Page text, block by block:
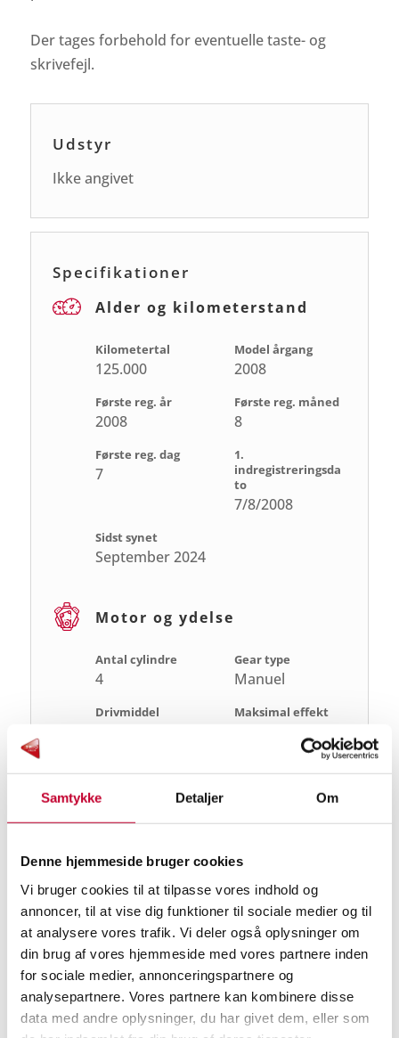
Samtykke Detaljer Om
Denne hjemmeside bruger cookies
Vi bruger cookies til at tilpasse vores indhold og
annoncer, til at vise dig funktioner til sociale medier og til
at analysere vores trafik. Vi deler også oplysninger om
din brug af vores hjemmeside med vores partnere inden
for sociale medier, annonceringspartnere og
analysepartnere. Vores partnere kan kombinere disse
data med andre oplysninger, du har givet dem, eller som
Der tages forbehold for eventuelle taste- og
skrivefejl.
Udstyr
Ikke angivet
Specifikationer
Alder og kilometerstand
Kilometertal
125.000
Model årgang
2008
Første reg. år
2008
Første reg. måned
8
Første reg. dag
7
1.
indregistreringsda
to
7/8/2008
Sidst synet
September 2024
Motor og ydelse
Antal cylindre
4
Gear type
Manuel
Drivmiddel Maksimal effekt
Km/L
9,3 km/l
Antal Airbags
6
Rummelighed og mål
SUV Hvid